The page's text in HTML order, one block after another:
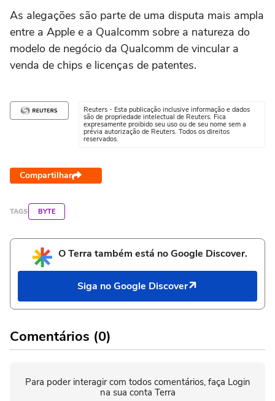
As alegações são parte de uma disputa mais ampla
entre a Apple e a Qualcomm sobre a natureza do
modelo de negócio da Qualcomm de vincular a
venda de chips e licenças de patentes.
Reuters - Esta publicação inclusive informação e dados
são de propriedade intelectual de Reuters. Fica
expresamente proibido seu uso ou de seu nome sem a
prévia autorização de Reuters. Todos os direitos
reservados.
Compartilhar
TAGS BYTE
O Terra também está no Google Discover.
Siga no Google Discover
Comentários (0)
Para poder interagir com todos comentários, faça Login
na sua conta Terra